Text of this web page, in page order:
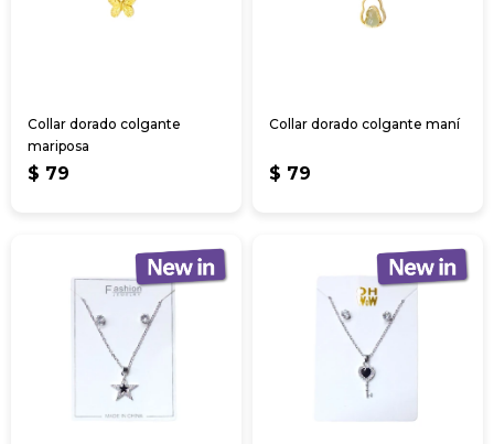
Collar dorado colgante
mariposa
$ 79
Collar dorado colgante maní
$ 79